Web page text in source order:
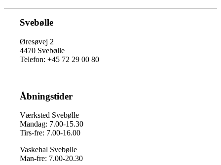
Svebølle
Øresøvej 2
4470 Svebølle
Telefon: +45 72 29 00 80
Åbningstider
Værksted Svebølle
Mandag: 7.00-15.30
Tirs-fre: 7.00-16.00
Vaskehal Svebølle
Man-fre: 7.00-20.30